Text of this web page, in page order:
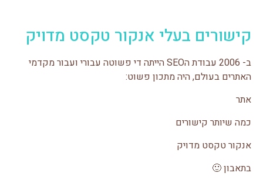
קישורים בעלי אנקור טקסט מדויק
ב- 2006 עבודת הSEO הייתה די פשוטה עבורי ועבור מקדמי
האתרים בעולם, היה מתכון פשוט:
אתר
כמה שיותר קישורים
אנקור טקסט מדויק
בתאבון 🙂